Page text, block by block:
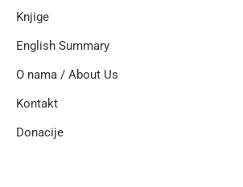
Knjige
English Summary
O nama / About Us
Kontakt
Donacije